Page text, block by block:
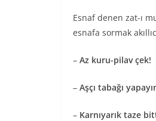
Esnaf denen zat-ı
esnafa sormak
– Az kuru-pilav çek!
– Aşçı tabağı
– Karnıyarık taze